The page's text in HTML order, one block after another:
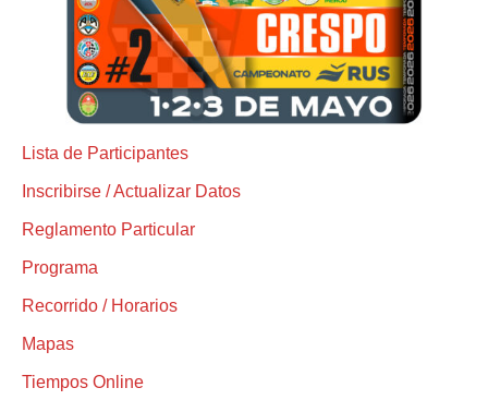
Lista de Participantes
Inscribirse / Actualizar Datos
Reglamento Particular
Programa
Recorrido / Horarios
Mapas
Tiempos Online